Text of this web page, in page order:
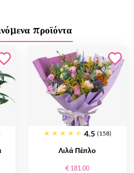
προϊόντα
4.5 (158)
Λιλά Πέπλο
€ 181.00